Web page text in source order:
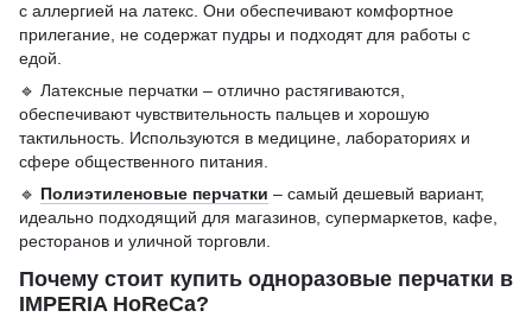
с аллергией на латекс. Они обеспечивают комфортное
прилегание, не содержат пудры и подходят для работы с
едой.
🔹 Латексные перчатки – отлично растягиваются,
обеспечивают чувствительность пальцев и хорошую
тактильность. Используются в медицине, лабораториях и
сфере общественного питания.
🔹 Полиэтиленовые перчатки – самый дешевый вариант,
идеально подходящий для магазинов, супермаркетов, кафе,
ресторанов и уличной торговли.
Почему стоит купить одноразовые перчатки в
IMPERIA HoReCa?